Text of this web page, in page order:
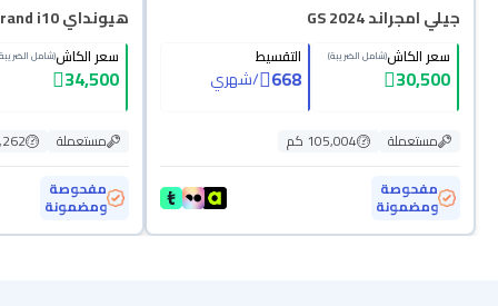
جيلي امجراند GS 2024
سعر الكاش(شامل الضريبة)
30,500
التقسيط
668
/شهري
مستعملة
105,004 كم
مفحوصة
ومضمونة
هيونداي Grand i10 فلييت 2024
سعر الكاش(شامل
34,500
مستعملة
مفحوصة
ومضمونة